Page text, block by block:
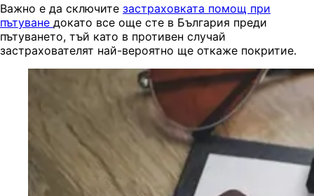
Важно е да сключите застраховката помощ при
пътуване докато все още сте в България преди
пътуването, тъй като в противен случай
застрахователят най-вероятно ще откаже покритие.